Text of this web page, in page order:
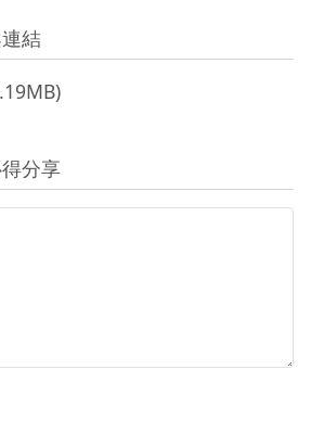
結
分享